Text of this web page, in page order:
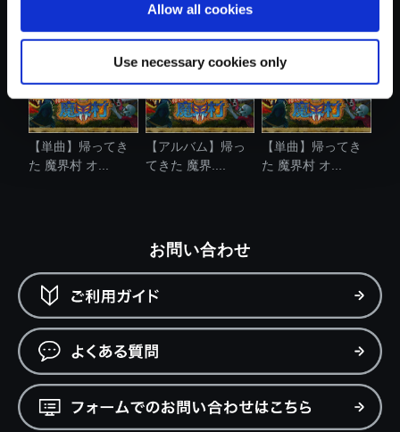
Allow all cookies
Use necessary cookies only
【単曲】帰ってき
た 魔界村 オ...
【アルバム】帰っ
てきた 魔界....
【単曲】帰ってき
た 魔界村 オ...
お問い合わせ